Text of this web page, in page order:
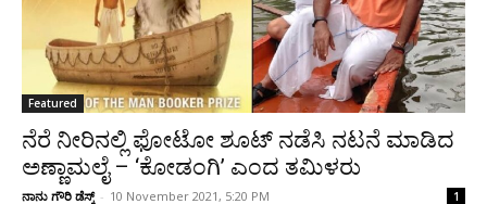
Featured
ನೆರೆ ನೀರಿನಲ್ಲಿ ಫೋಟೋ ಶೂಟ್‌ ನಡೆಸಿ ನಟನೆ ಮಾಡಿದ
ಅಣ್ಣಾಮಲೈ – ‘ಕೋಡಂಗಿ’ ಎಂದ ತಮಿಳರು
ನಾನು ಗೌರಿ ಡೆಸ್ಕ್ - 10 November 2021, 5:20 PM 1